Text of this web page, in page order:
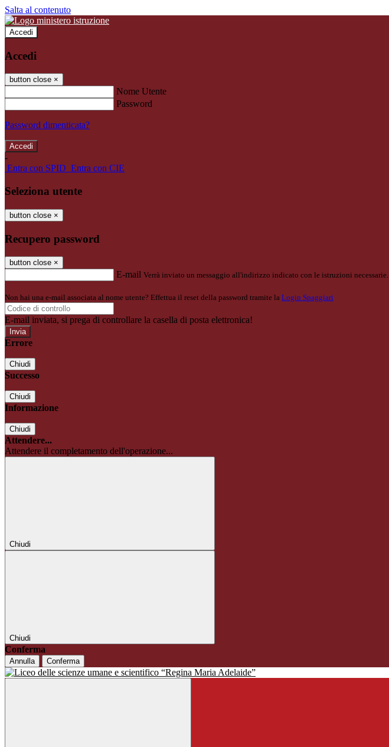
Salta al contenuto
Accedi
Accedi
button close ×
Nome Utente
Password
Password dimenticata?
-
Entra con SPID Entra con CIE
Seleziona utente
button close ×
Recupero password
button close ×
E-mail Verrà inviato un messaggio all'indirizzo indicato con le istruzioni necessarie.
Non hai una e-mail associata al nome utente? Effettua il reset della password tramite la Login Spaggiari
E-mail inviata, si prega di controllare la casella di posta elettronica!
Errore
Chiudi
Successo
Chiudi
Informazione
Chiudi
Attendere...
Attendere il completamento dell'operazione...
Chiudi
Chiudi
Conferma
Annulla Conferma